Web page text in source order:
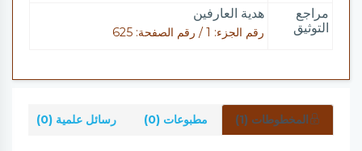
مراجع
التوثيق
هدية العارفين
رقم الجزء: 1 / رقم الصفحة: 625
المخطوطات (1) مطبوعات (0) رسائل علمية (0)